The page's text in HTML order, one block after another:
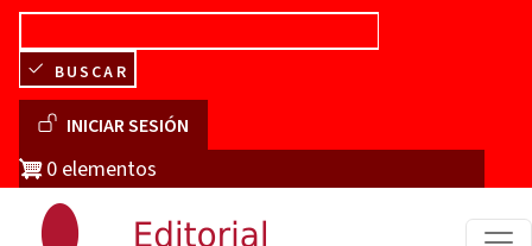
Pasar al contenido principal
BUSCAR
Menú de cuenta de usuario
INICIAR SESIÓN
0 elementos